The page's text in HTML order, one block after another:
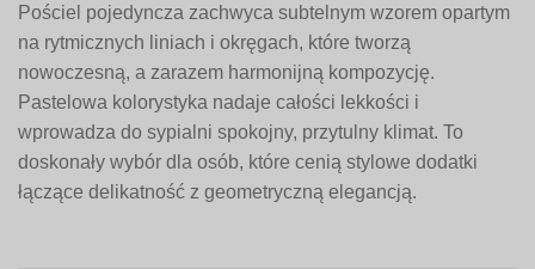
Pościel pojedyncza zachwyca subtelnym wzorem opartym
na rytmicznych liniach i okręgach, które tworzą
nowoczesną, a zarazem harmonijną kompozycję.
Pastelowa kolorystyka nadaje całości lekkości i
wprowadza do sypialni spokojny, przytulny klimat. To
doskonały wybór dla osób, które cenią stylowe dodatki
łączące delikatność z geometryczną elegancją.